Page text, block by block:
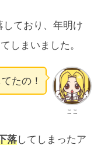
ており、年明け
しまいました。
ここ
たの！
落してしまったア